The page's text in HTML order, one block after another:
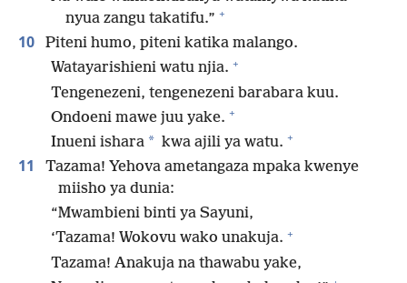
nyua zangu takatifu.” +
10
Piteni humo, piteni katika malango.
Watayarishieni watu njia. +
Tengenezeni, tengenezeni barabara kuu.
Ondoeni mawe juu yake. +
Inueni ishara * kwa ajili ya watu. +
11
Tazama! Yehova ametangaza mpaka kwenye
miisho ya dunia:
“Mwambieni binti ya Sayuni,
‘Tazama! Wokovu wako unakuja. +
Tazama! Anakuja na thawabu yake,